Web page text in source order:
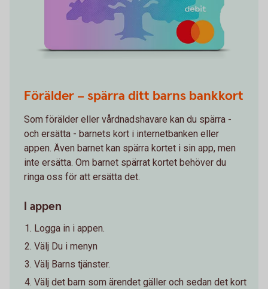
Förälder – spärra ditt barns bankkort
Som förälder eller vårdnadshavare kan du spärra -
och ersätta - barnets kort i internetbanken eller
appen. Även barnet kan spärra kortet i sin app, men
inte ersätta. Om barnet spärrat kortet behöver du
ringa oss för att ersätta det.
I appen
Logga in i appen.
Välj Du i menyn
Välj Barns tjänster.
Välj det barn som ärendet gäller och sedan det kort